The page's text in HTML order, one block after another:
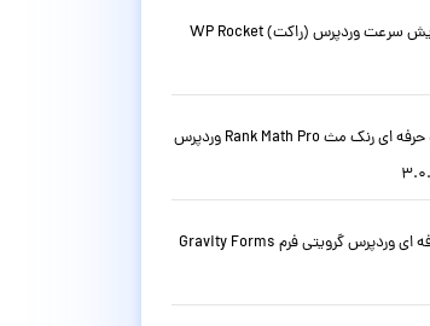
افزونه فارسی افزایش سرعت وردپرس (راکت) WP Rocket
دانلود افزونه سئو حرفه ای رنک مث Rank Math Pro وردپرس
افزونه فرم ساز حرفه ای وردپرس گرویتی فرم Gravity Forms